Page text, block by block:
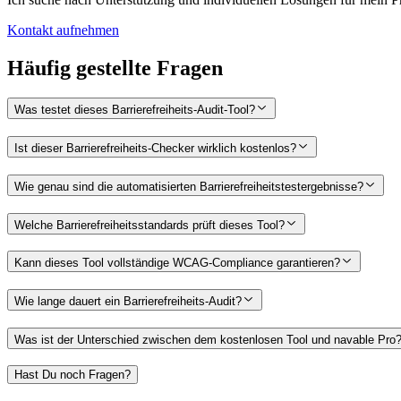
Kontakt aufnehmen
Häufig gestellte Fragen
Was testet dieses Barrierefreiheits-Audit-Tool?
Ist dieser Barrierefreiheits-Checker wirklich kostenlos?
Wie genau sind die automatisierten Barrierefreiheitstestergebnisse?
Welche Barrierefreiheitsstandards prüft dieses Tool?
Kann dieses Tool vollständige WCAG-Compliance garantieren?
Wie lange dauert ein Barrierefreiheits-Audit?
Was ist der Unterschied zwischen dem kostenlosen Tool und navable Pro?
Hast Du noch Fragen?